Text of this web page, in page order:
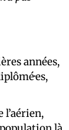
années,
l’aérien,